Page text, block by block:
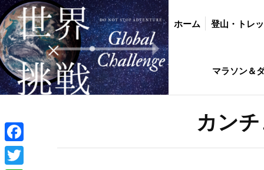
ホーム 登山・トレ
マラソン＆
カン
Facebook
ホーム 登山・トレッキング バイク・